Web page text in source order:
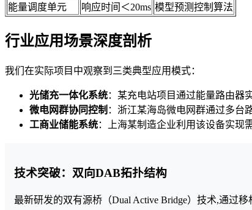
能量调度单元
响应时间＜20ms 模型预测控制算法
行业应用场景深度剖析
我们在实际项目中观察到三类典型应用模式：
光储充一体化系统：某充电站项目通过能量路由器
微电网群协同控制 ：浙江某海岛微电网群通过多台
工商业储能系统：上海某制造企业利用该设备实现
技术突破：双向DAB拓扑结构
最新研发的双有源桥（Dual Active Bridge）技术,通过移